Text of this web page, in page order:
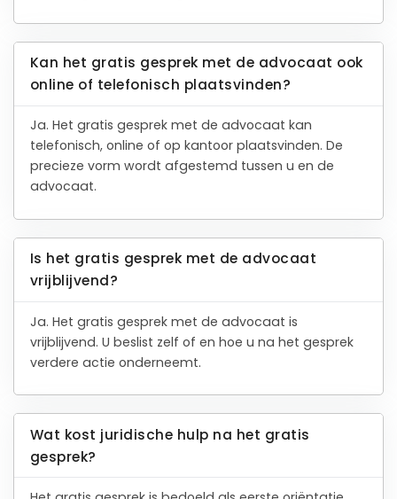
Kan het gratis gesprek met de advocaat ook
online of telefonisch plaatsvinden?
Ja. Het gratis gesprek met de advocaat kan
telefonisch, online of op kantoor plaatsvinden. De
precieze vorm wordt afgestemd tussen u en de
advocaat.
Is het gratis gesprek met de advocaat
vrijblijvend?
Ja. Het gratis gesprek met de advocaat is
vrijblijvend. U beslist zelf of en hoe u na het gesprek
verdere actie onderneemt.
Wat kost juridische hulp na het gratis
gesprek?